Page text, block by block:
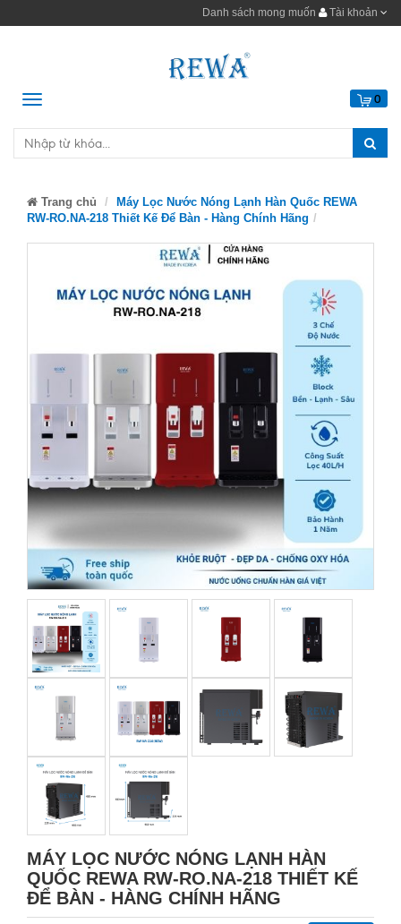
Danh sách mong muốn Tài khoản
Menu 0
Trang chủ
Máy Lọc Nước Nóng Lạnh Hàn Quốc REWA
RW-RO.NA-218 Thiết Kế Để Bàn - Hàng Chính Hãng
MÁY LỌC NƯỚC NÓNG LẠNH HÀN
QUỐC REWA RW-RO.NA-218 THIẾT KẾ
ĐỂ BÀN - HÀNG CHÍNH HÃNG